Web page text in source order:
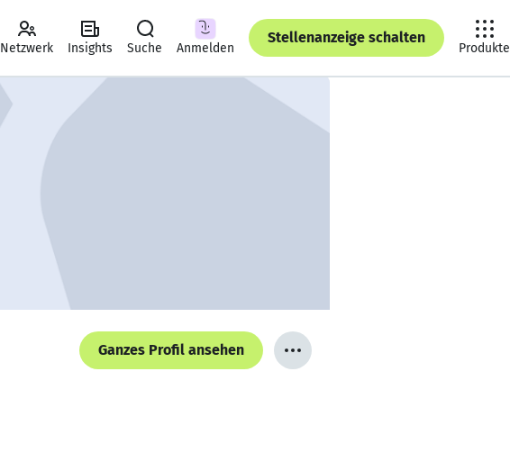
Netzwerk Insights Suche Anmelden
Stellenanzeige schalten
Produkte
Ganzes Profil ansehen